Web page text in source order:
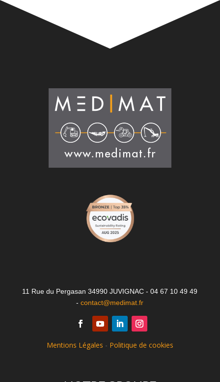
11 Rue du Pergasan 34990 JUVIGNAC - 04 67 10 49 49
-contact@medimat.fr
Mentions Légales - Politique de cookies